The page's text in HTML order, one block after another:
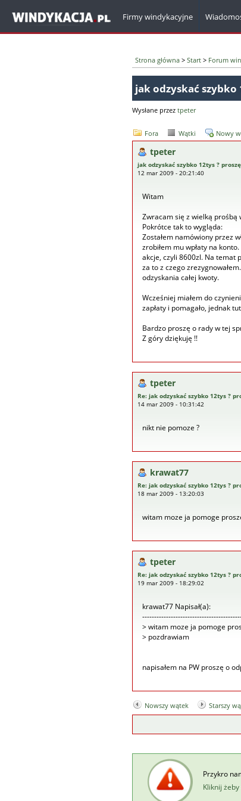
Firmy windykacyjne
Strona główna > Start > Forum
jak odzyskać szybko
Wysłane przez tpeter
Fora Wątki Nowy
tpeter
jak odzyskać szybko 12tys ?
12 mar 2009 - 20:21:40
Witam
Zwracam się z wielką prośbą
Pokrótce tak to wygląda:
Zostałem namówiony przez
zrobiłem mu wpłaty na
akcje, czyli 8600zl. Na temat
za to z czego
odzyskania całej kwoty.
Wcześniej miałem do
zapłaty i pomagało, jednak
Bardzo proszę o rady w tej
Z góry dziękuję !!
tpeter
Re: jak odzyskać szybko 12tys ?
14 mar 2009 - 10:31:42
nikt nie pomoze ?
krawat77
Re: jak odzyskać szybko 12tys ?
18 mar 2009 - 13:20:03
witam moze ja pomoge
tpeter
Re: jak odzyskać szybko 12tys ?
19 mar 2009 - 18:29:02
krawat77 Napisał(a):
> witam moze ja pomoge
> pozdrawiam
napisałem na PW proszę o
Nowszy wątek Starszy
Przykro
Kliknij